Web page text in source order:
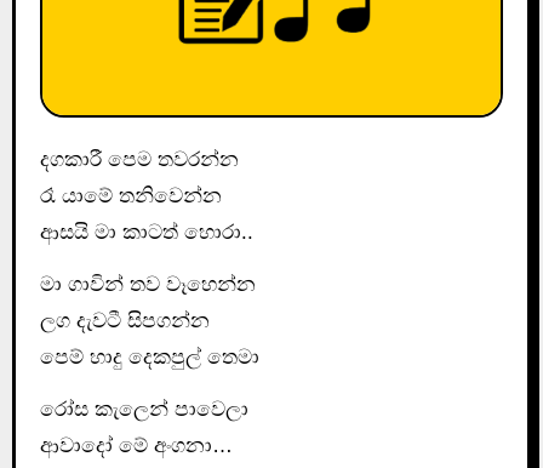
දගකාරී පෙම තවරන්න
රෑ යාමේ තනිවෙන්න
ආසයි මා කාටත් හොරා..
මා ගාවින් තව වෑහෙන්න
ලග දැවටී සිපගන්න
පෙම් හාදු දෙකපුල් තෙමා
රෝස කැලෙන් පාවෙලා
ආවාදෝ මේ අංගනා…